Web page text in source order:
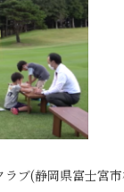
ブ(静岡県富士宮